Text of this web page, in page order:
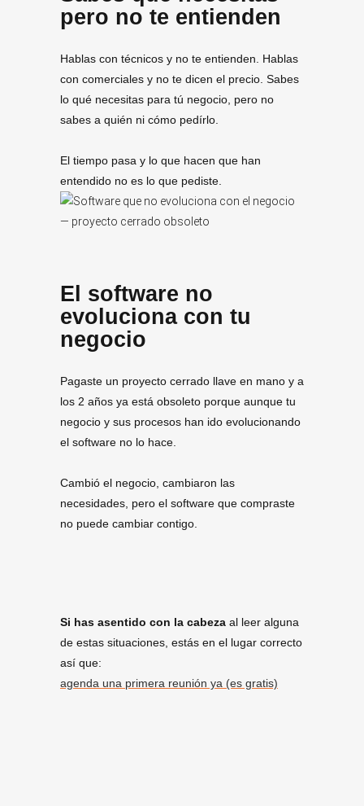
pero no te entienden
Hablas con técnicos y no te entienden. Hablas
con comerciales y no te dicen el precio. Sabes
lo qué necesitas para tú negocio, pero no
sabes a quién ni cómo pedírlo.
El tiempo pasa y lo que hacen que han
entendido no es lo que pediste.
El software no
evoluciona con tu
negocio
Pagaste un proyecto cerrado llave en mano y a
los 2 años ya está obsoleto porque aunque tu
negocio y sus procesos han ido evolucionando
el software no lo hace.
Cambió el negocio, cambiaron las
necesidades, pero el software que compraste
no puede cambiar contigo.
Si has asentido con la cabeza al leer alguna
de estas situaciones, estás en el lugar correcto
así que:
agenda una primera reunión ya (es gratis)